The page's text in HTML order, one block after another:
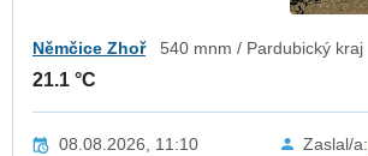
Němčice Zhoř 540 mnm / Pardubický kraj
21.1 °C
08.08.2026, 11:10 Zaslal/a: